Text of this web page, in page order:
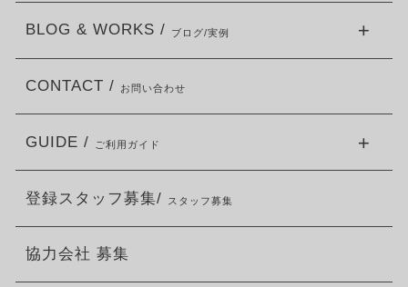
BLOG & WORKS / ブログ/実例
CONTACT / お問い合わせ
GUIDE / ご利用ガイド
登録スタッフ募集/ スタッフ募集
協力会社 募集